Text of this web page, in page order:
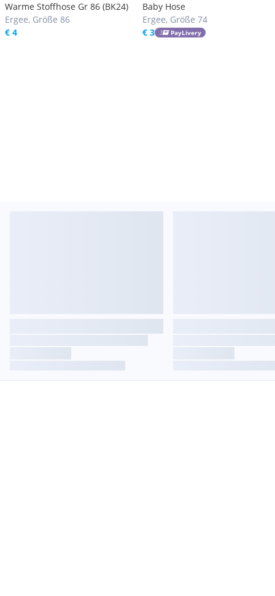
Warme Stoffhose Gr 86 (BK24)
Ergee, Größe 86
€ 4
Baby Hose
Ergee, Größe 74
€ 3
PayLivery